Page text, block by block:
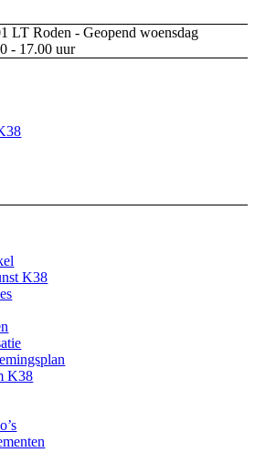
LT Roden - Geopend woensdag
- 17.00 uur
K38
K38